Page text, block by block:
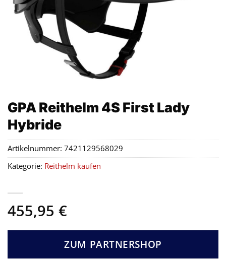
GPA Reithelm 4S First Lady
Hybride
455,95 €
ZUM PARTNERSHOP
Artikelnummer: 7421129568029
Kategorie: Reithelm kaufen